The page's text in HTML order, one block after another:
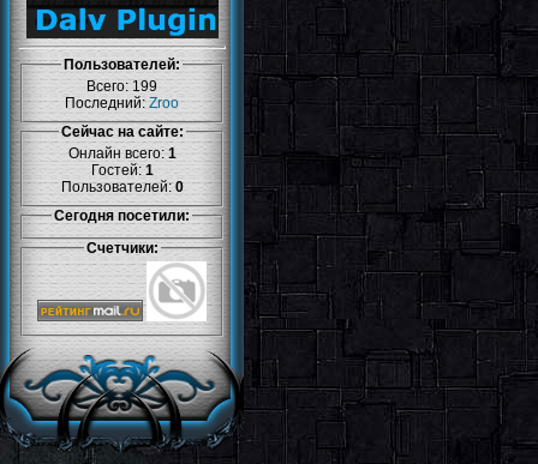
Пользователей:
Всего: 199
Последний:Zroo
Сейчас на сайте:
Онлайн всего:1
Гостей: 1
Пользователей:0
Сегодня посетили:
Счетчики: